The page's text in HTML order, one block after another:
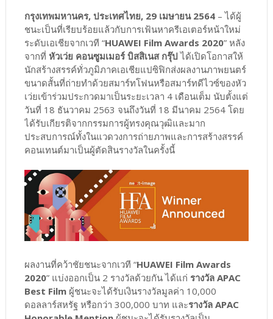
กรุงเทพมหานคร, ประเทศไทย, 29 เมษายน 2564– ได้ผู้
ชนะเป็นที่เรียบร้อยแล้วกับการเฟ้นหาครีเอเตอร์หน้าใหม่
ระดับเอเชียจากเวที “HUAWEI Film Awards 2020” หลัง
จากที่ หัวเว่ย คอนซูมเมอร์ บิสสิเนส กรุ๊ปได้เปิดโอกาสให้
นักสร้างสรรค์ทั่วภูมิภาคเอเชียแปซิฟิกส่งผลงานภาพยนตร์
ขนาดสั้นที่ถ่ายทำด้วยสมาร์ทโฟนหรือสมาร์ทดีไวซ์ของหัว
เว่ยเข้าร่วมประกวดมาเป็นระยะเวลา 4 เดือนเต็ม นับตั้งแต่
วันที่ 18 ธันวาคม 2563 จนถึงวันที่ 18 มีนาคม 2564 โดย
ได้รับเกียรติจากกรรมการผู้ทรงคุณวุฒิและมาก
ประสบการณ์ทั้งในแวดวงการถ่ายภาพและการสร้างสรรค์
คอนเทนต์มาเป็นผู้ตัดสินรางวัลในครั้งนี้
ผลงานที่คว้าชัยชนะจากเวที “HUAWEI Film Awards
2020” แบ่งออกเป็น 2 รางวัลด้วยกัน ได้แก่ รางวัล APAC
Best Filmผู้ชนะจะได้รับเงินรางวัลมูลค่า 10,000
ดอลลาร์สหรัฐ หรือกว่า 300,000 บาท และรางวัล APAC